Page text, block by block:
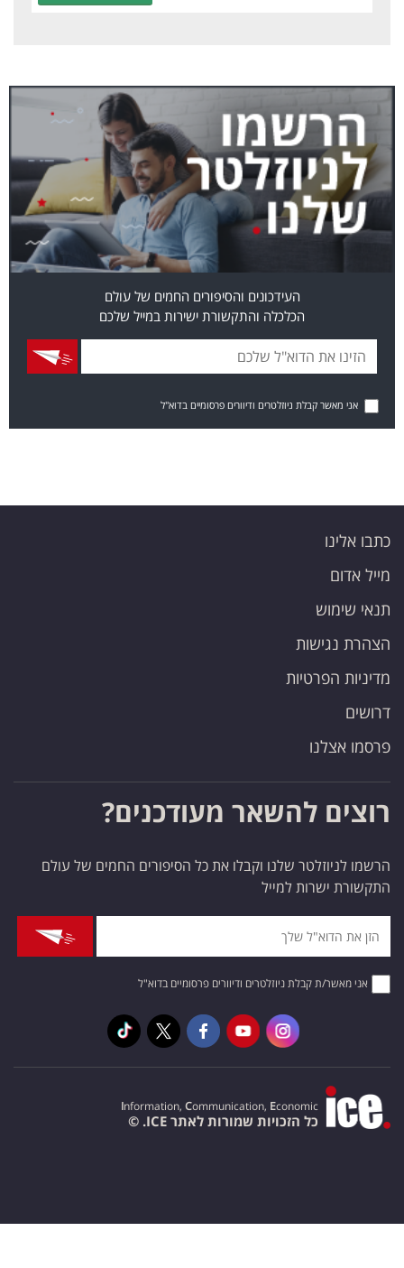
העידכונים והסיפורים החמים של עולם
הכלכלה והתקשורת ישירות במייל שלכם
אני מאשר קבלת ניוזלטרים ודיוורים פרסומיים בדוא"ל
כתבו אלינו
מייל אדום
תנאי שימוש
הצהרת נגישות
מדיניות הפרטיות
דרושים
פרסמו אצלנו
רוצים להשאר מעודכנים?
הרשמו לניוזלטר שלנו וקבלו את כל הסיפורים החמים של עולם
התקשורת ישרות למייל
אני מאשר/ת קבלת ניוזלטרים ודיוורים פרסומיים בדוא"ל
Information, Communication, Economic
כל הזכויות שמורות לאתר ICE. ©